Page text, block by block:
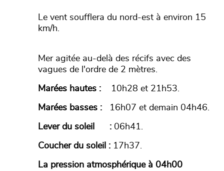
Le vent soufflera du nord-est à environ 15
km/h.
Mer agitée au-delà des récifs avec des
vagues de l'ordre de 2 mètres.
Marées hautes : 10h28 et 21h53.
Marées basses : 16h07 et demain 04h46.
Lever du soleil : 06h41.
Coucher du soleil : 17h37.
La pression atmosphérique à 04h00